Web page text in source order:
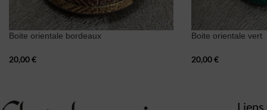
Boite orientale bordeaux
20,00€
Boite orientale vert
20,00€